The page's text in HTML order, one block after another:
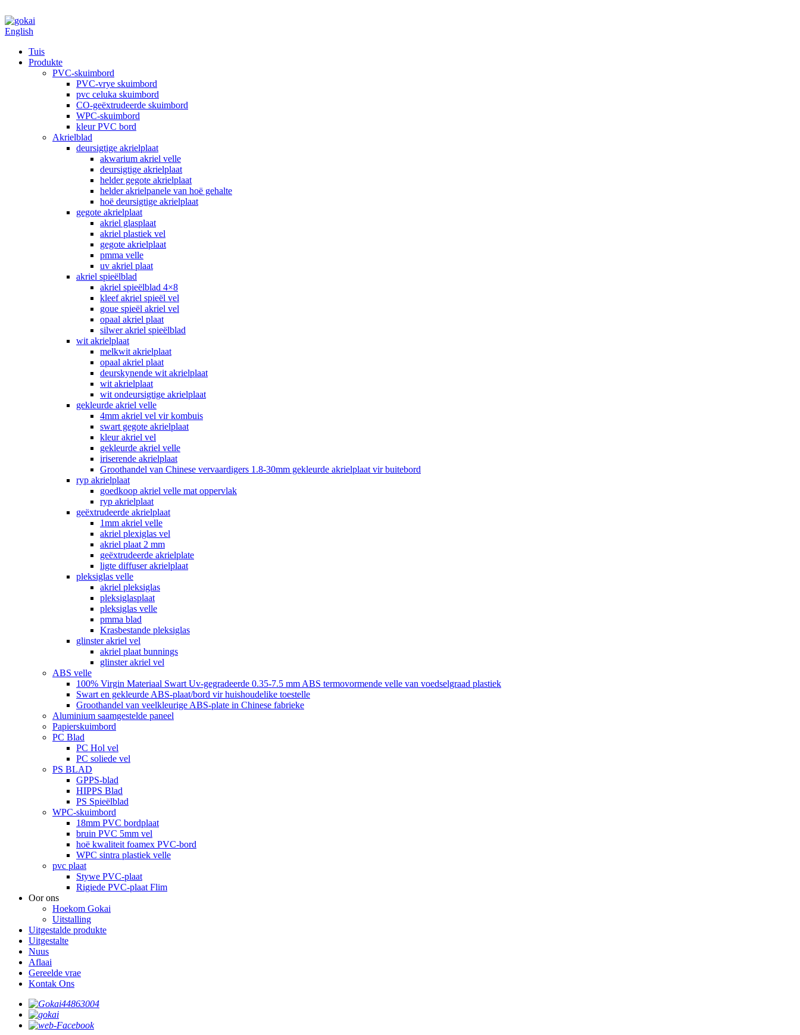
English
Tuis
Produkte
PVC-skuimbord
PVC-vrye skuimbord
pvc celuka skuimbord
CO-geëxtrudeerde skuimbord
WPC-skuimbord
kleur PVC bord
Akrielblad
deursigtige akrielplaat
akwarium akriel velle
deursigtige akrielplaat
helder gegote akrielplaat
helder akrielpanele van hoë gehalte
hoë deursigtige akrielplaat
gegote akrielplaat
akriel glasplaat
akriel plastiek vel
gegote akrielplaat
pmma velle
uv akriel plaat
akriel spieëlblad
akriel spieëlblad 4×8
kleef akriel spieël vel
goue spieël akriel vel
opaal akriel plaat
silwer akriel spieëlblad
wit akrielplaat
melkwit akrielplaat
opaal akriel plaat
deurskynende wit akrielplaat
wit akrielplaat
wit ondeursigtige akrielplaat
gekleurde akriel velle
4mm akriel vel vir kombuis
swart gegote akrielplaat
kleur akriel vel
gekleurde akriel velle
iriserende akrielplaat
Groothandel van Chinese vervaardigers 1.8-30mm gekleurde akrielplaat vir buitebord
ryp akrielplaat
goedkoop akriel velle mat oppervlak
ryp akrielplaat
geëxtrudeerde akrielplaat
1mm akriel velle
akriel plexiglas vel
akriel plaat 2 mm
geëxtrudeerde akrielplate
ligte diffuser akrielplaat
pleksiglas velle
akriel pleksiglas
pleksiglasplaat
pleksiglas velle
pmma blad
Krasbestande pleksiglas
glinster akriel vel
akriel plaat bunnings
glinster akriel vel
ABS velle
100% Virgin Materiaal Swart Uv-gegradeerde 0.35-7.5 mm ABS termovormende velle van voedselgraad plastiek
Swart en gekleurde ABS-plaat/bord vir huishoudelike toestelle
Groothandel van veelkleurige ABS-plate in Chinese fabrieke
Aluminium saamgestelde paneel
Papierskuimbord
PC Blad
PC Hol vel
PC soliede vel
PS BLAD
GPPS-blad
HIPPS Blad
PS Spieëlblad
WPC-skuimbord
18mm PVC bordplaat
bruin PVC 5mm vel
hoë kwaliteit foamex PVC-bord
WPC sintra plastiek velle
pvc plaat
Stywe PVC-plaat
Rigiede PVC-plaat Flim
Oor ons
Hoekom Gokai
Uitstalling
Uitgestalde produkte
Uitgestalte
Nuus
Aflaai
Gereelde vrae
Kontak Ons